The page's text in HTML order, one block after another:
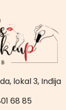
lokal 3, Inđija
68 85